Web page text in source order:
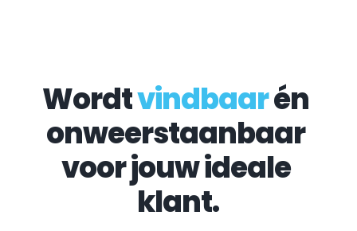
Wordt vindbaar én
onweerstaanbaar
voor jouw ideale
klant.